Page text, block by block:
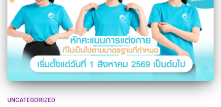
UNCATEGORIZED